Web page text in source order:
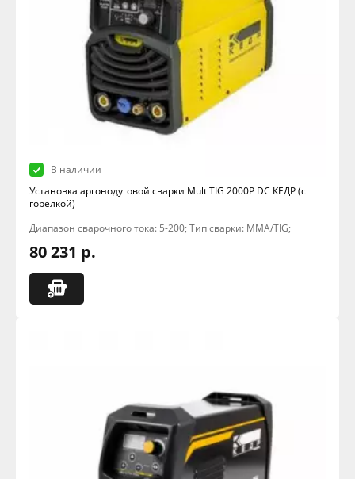
В наличии
Установка аргонодуговой сварки MultiTIG 2000P DC КЕДР (с
горелкой)
Диапазон сварочного тока: 5-200; Тип сварки: MMA/TIG;
80 231 р.